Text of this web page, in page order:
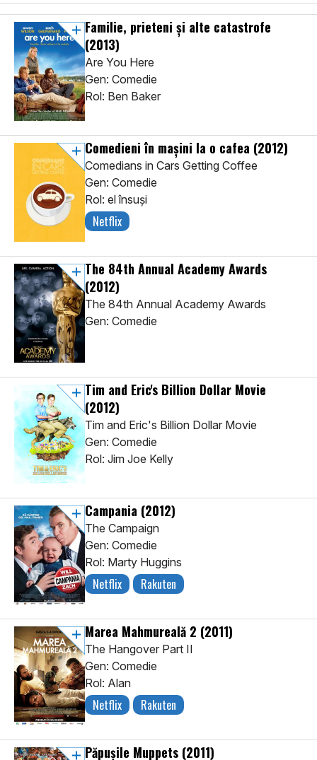
Familie, prieteni și alte catastrofe
(2013)
Are You Here
Gen: Comedie
Rol: Ben Baker
Comedieni în mașini la o cafea (2012)
Comedians in Cars Getting Coffee
Gen: Comedie
Rol: el însuși
Netflix
The 84th Annual Academy Awards
(2012)
The 84th Annual Academy Awards
Gen: Comedie
Tim and Eric's Billion Dollar Movie
(2012)
Tim and Eric's Billion Dollar Movie
Gen: Comedie
Rol: Jim Joe Kelly
Campania (2012)
The Campaign
Gen: Comedie
Rol: Marty Huggins
Netflix Rakuten
Marea Mahmureală 2 (2011)
The Hangover Part II
Gen: Comedie
Rol: Alan
Netflix Rakuten
Păpușile Muppets (2011)